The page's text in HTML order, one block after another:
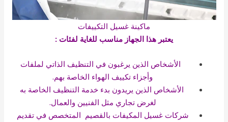
ماكينة غسيل التكييفات
يعتبر هذا الجهاز مناسب للغاية لفئات :
الأشخاص الذين يرغبون في التنظيف الذاتي لملفات
وأجزاء تكييف الهواء الخاصة بهم.
الأشخاص الذين يريدون بدء خدمة التنظيف الخاصة به
لغرض تجاري مثل الفنيين والعمال.
شركات غسيل المكيفات بالقصيم المتخصص في تقديم